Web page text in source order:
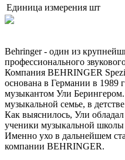
Единица измерения шт
Behringer - один из
профессионального
Компания BEHRINGER
основана в Германии в
музыкантом Ули
музыкальной семье, в
Как выяснилось, Ули
ученики музыкальной
Именно ухо в дальнейшем
компании BEHRINGER.